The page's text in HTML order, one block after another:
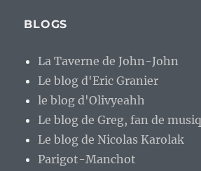
BLOGS
La Taverne de John-John
Le blog d'Eric Granier
le blog d'Olivyeahh
Le blog de Greg, fan de
Le blog de Nicolas Karolak
Parigot-Manchot